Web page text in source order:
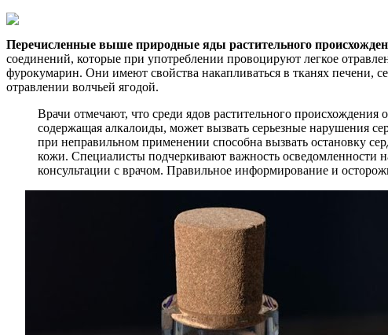
Перечисленные выше природные яды растительного
соединений, которые при употреблении провоцируют легкое
фурокумарин. Они имеют свойства накапливаться в тканях печени,
отравлении волчьей ягодой.
Врачи отмечают, что среди ядов растительного
содержащая алкалоиды, может вызвать серьезные нарушения
при неправильном применении способна вызвать остановку
кожи. Специалисты подчеркивают важность осведомленности
консультации с врачом. Правильное информирование и